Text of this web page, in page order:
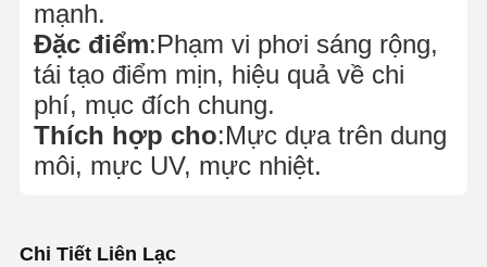
mạnh.
Đặc điểm:Phạm vi phơi sáng rộng,
tái tạo điểm mịn, hiệu quả về chi
phí, mục đích chung.
Thích hợp cho:Mực dựa trên dung
môi, mực UV, mực nhiệt.
Chi Tiết Liên Lạc